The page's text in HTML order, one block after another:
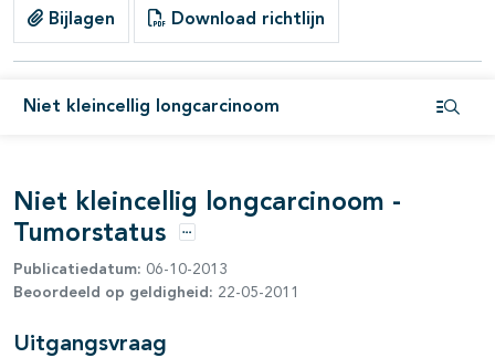
Bijlagen Download richtlijn
Niet kleincellig longcarcinoom
open- en dichtklappen
open- en dichtklappen
Niet kleincellig longcarcinoom -
Tumorstatus
Opties
Publicatiedatum: 06-10-2013
Beoordeeld op geldigheid: 22-05-2011
Uitgangsvraag